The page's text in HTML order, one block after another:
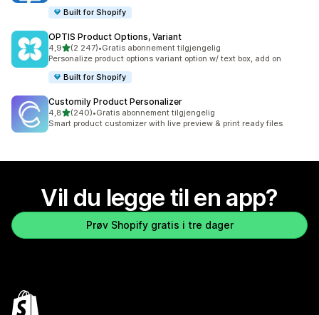
Built for Shopify
OPTIS Product Options, Variant
4,9av 5 stjerner
(2 247)
Totalt 2247 omtaler
•Gratis abonnement tilgjengelig
Personalize product options variant option w/ text box, add on
Built for Shopify
Customily Product Personalizer
4,8av 5 stjerner
(240)
Totalt 240 omtaler
•Gratis abonnement tilgjengelig
Smart product customizer with live preview & print ready files
Vil du legge til en app?
Prøv Shopify gratis i tre dager